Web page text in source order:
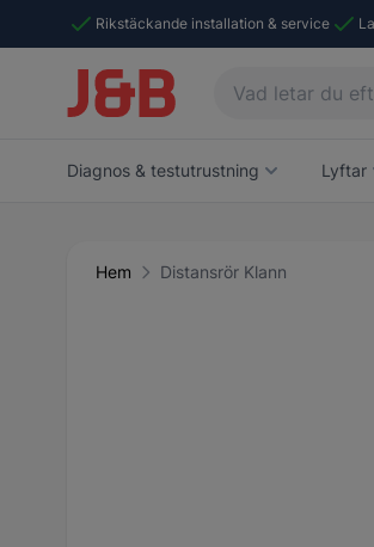
Rikstäckande installation & service
Diagnos & testutrustning Lyftar
Hem Distansrör Klann